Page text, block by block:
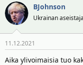
BJohnson
Ukrainan
11.12.2021
Aika ylivoimaisia tuo